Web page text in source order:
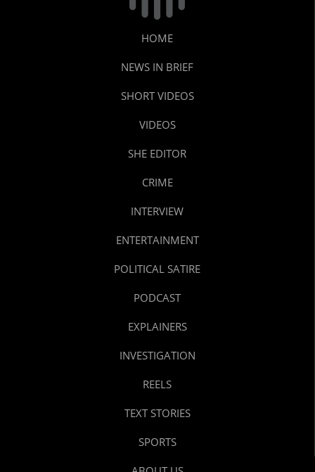
HOME
NEWS IN BRIEF
SHORT VIDEOS
VIDEOS
SHE EDITOR
CRIME
INTERVIEW
ENTERTAINMENT
POLITICAL SATIRE
PODCAST
EXPLAINERS
INVESTIGATION
REELS
TEXT STORIES
SPORTS